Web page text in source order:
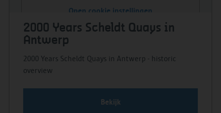
Open cookie instellingen
2000 Years Scheldt Quays in
Antwerp
2000 Years Scheldt Quays in Antwerp - historic
overview
Bekijk